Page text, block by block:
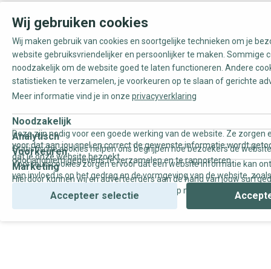
Wij gebruiken cookies
Wij maken gebruik van cookies en soortgelijke technieken om je
website gebruiksvriendelijker en persoonlijker te maken. Sommige
noodzakelijk om de website goed te laten functioneren. Andere
statistieken te verzamelen, je voorkeuren op te slaan of gerichte
Meer informatie vind je in onze privacyverklaring
Noodzakelijk
Deze zijn nodig voor een goede werking van de website. Ze zorgen
voor dat aan jou snel en correct de gewenste informatie wordt
dat je onze website bezoekt.
Analytisch
Statistische cookies helpen ons begrijpen hoe bezoekers de
door anoniem gegevens te verzamelen en te rapporteren.
Voorkeuren
Voorkeurscookies zorgen ervoor dat een website informatie kan
van invloed is op het gedrag en de vormgeving van de website,
Marketing
Hierdoor kunnen wij en adverteerders aan de hand van jouw
gepersonaliseerde online advertenties en op maat gemaakte
Accepteer selectie